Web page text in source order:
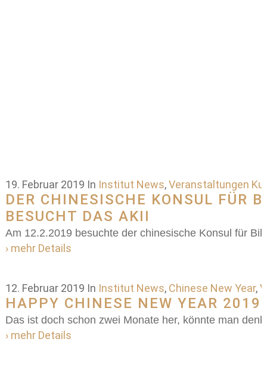
19. Februar 2019 In Institut News,Veranstaltungen
DER CHINESISCHE KONSUL FÜR
BESUCHT DAS AKII
Am 12.2.2019 besuchte der chinesische Konsul für
› mehr Details
12. Februar 2019 In Institut News, Chinese New Year,
HAPPY CHINESE NEW YEAR
Das ist doch schon zwei Monate her, könnte man
› mehr Details